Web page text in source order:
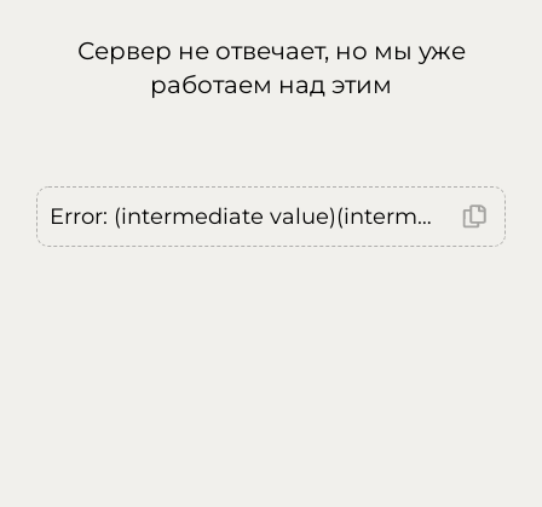
Сервер не отвечает, но мы уже
работаем над этим
Error: (intermediate value)(intermediate value)(intermediate value).replaceAll is not a function